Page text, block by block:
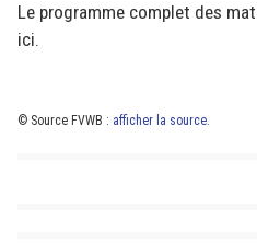
Le programme complet des
ici.
© Source FVWB : afficher la source.